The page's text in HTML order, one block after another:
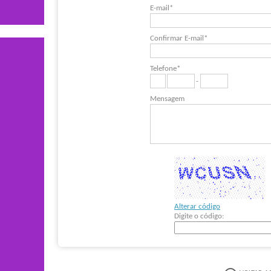
E-mail*
Confirmar E-mail*
Telefone*
-
Mensagem
Alterar código
Digite o código: